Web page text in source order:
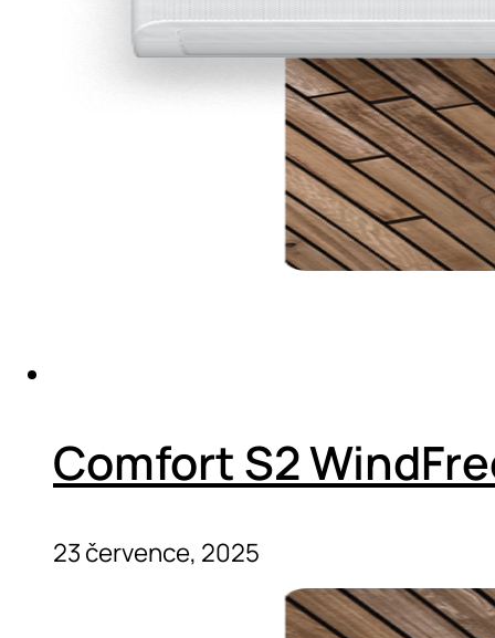
Comfort S2
23 července, 2025